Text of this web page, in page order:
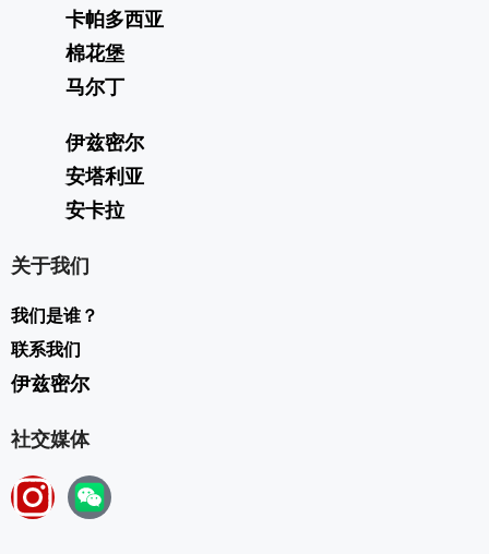
卡帕多西亚
棉花堡
马尔丁
伊兹密尔
安塔利亚
安卡拉
关于我们
我们是谁？
联系我们
伊兹密尔
社交媒体